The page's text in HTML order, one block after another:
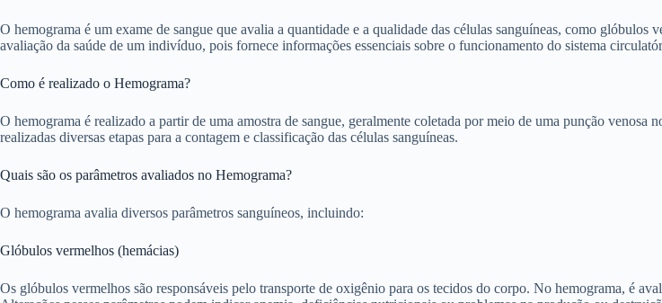
O hemograma é um exame de sangue que avalia a quantidade e a qualidade das células sanguíneas, como
avaliação da saúde de um indivíduo, pois fornece informações essenciais sobre o funcionamento do sistema
Como é realizado o Hemograma?
O hemograma é realizado a partir de uma amostra de sangue, geralmente coletada por meio de uma punção
realizadas diversas etapas para a contagem e classificação das células sanguíneas.
Quais são os parâmetros avaliados no Hemograma?
O hemograma avalia diversos parâmetros sanguíneos, incluindo:
Glóbulos vermelhos (hemácias)
Os glóbulos vermelhos são responsáveis pelo transporte de oxigênio para os tecidos do corpo. No hemograma, é